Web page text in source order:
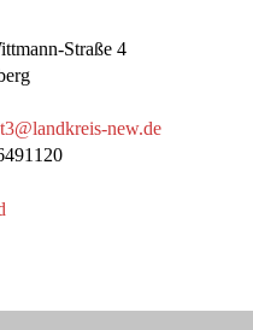
Straße 4
new.de